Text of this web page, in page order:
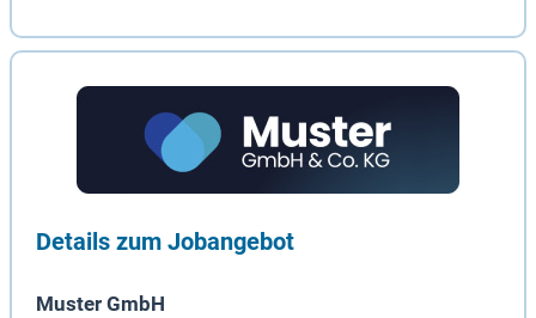
Details zum Jobangebot
Muster GmbH